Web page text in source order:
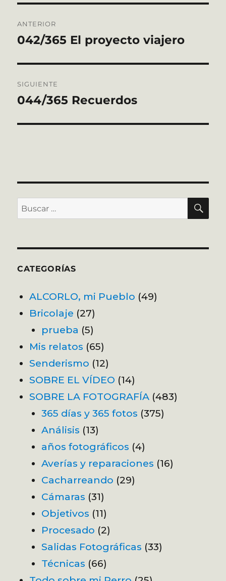
de
ANTERIOR
Entrada
042/365 El proyecto viajero
SIGUIENTE
Entrada
044/365 Recuerdos
Buscar
por:
CATEGORÍAS
ALCORLO, mi Pueblo (49)
Bricolaje (27)
prueba (5)
Mis relatos (65)
Senderismo (12)
SOBRE EL VÍDEO (14)
SOBRE LA FOTOGRAFÍA (483)
365 días y 365 fotos (375)
Análisis (13)
años fotográficos (4)
Averías y reparaciones (16)
Cacharreando (29)
Cámaras (31)
Objetivos (11)
Procesado (2)
Salidas Fotográficas (33)
Técnicas (66)